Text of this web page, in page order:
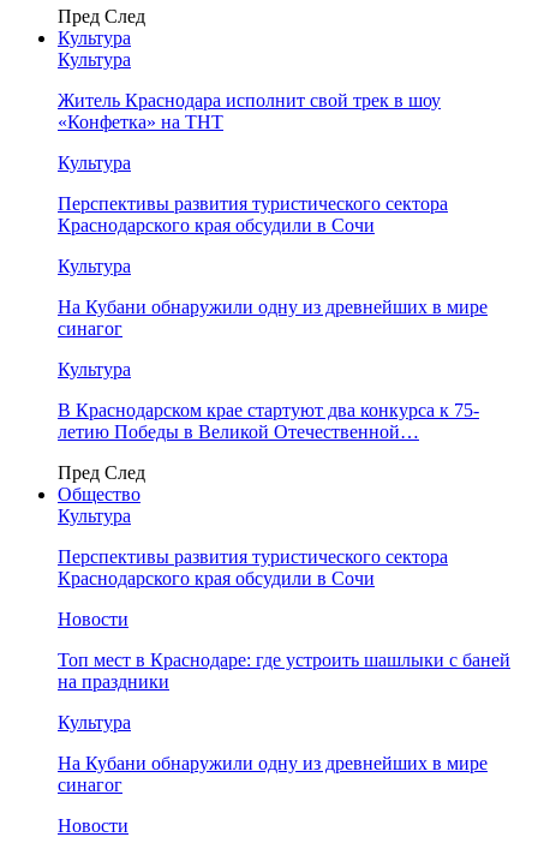
Пред След
Культура
Культура
Житель Краснодара исполнит свой трек в шоу
«Конфетка» на ТНТ
Культура
Перспективы развития туристического сектора
Краснодарского края обсудили в Сочи
Культура
На Кубани обнаружили одну из древнейших в мире
синагог
Культура
В Краснодарском крае стартуют два конкурса к 75-
летию Победы в Великой Отечественной…
Пред След
Общество
Культура
Перспективы развития туристического сектора
Краснодарского края обсудили в Сочи
Новости
Топ мест в Краснодаре: где устроить шашлыки с баней
на праздники
Культура
На Кубани обнаружили одну из древнейших в мире
синагог
Новости